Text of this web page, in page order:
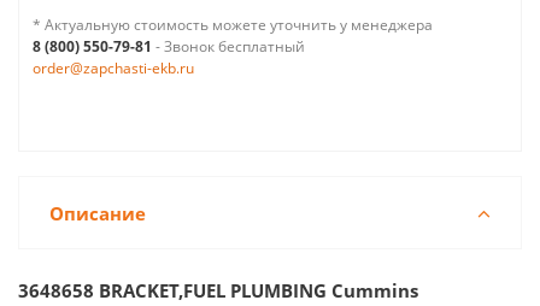
* Актуальную стоимость можете уточнить у менеджера
8 (800) 550-79-81 - Звонок бесплатный
order@zapchasti-ekb.ru
Описание
3648658 BRACKET,FUEL PLUMBING Cummins